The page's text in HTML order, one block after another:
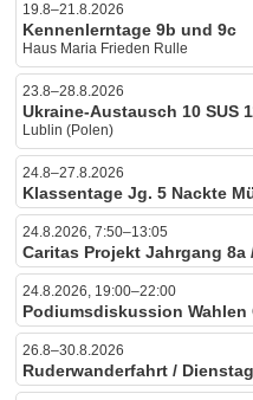
19.8–21.8.2026
Kennenlerntage 9b und 9c
Haus Maria Frieden Rulle
23.8–28.8.2026
Ukraine-Austausch 10 SUS
Lublin (Polen)
24.8–27.8.2026
Klassentage Jg. 5 Nackte
24.8.2026, 7:50–13:05
Caritas Projekt Jahrgang 8a
24.8.2026, 19:00–22:00
Podiumsdiskussion Wahlen
26.8–30.8.2026
Ruderwanderfahrt /